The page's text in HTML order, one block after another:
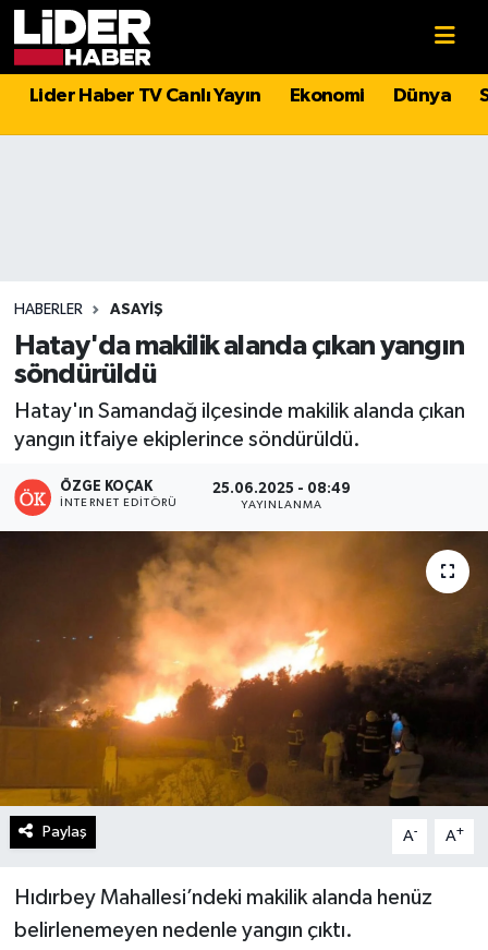
Lider Haber TV Canlı Yayın Ekonomi Dünya
HABERLER ASAYIŞ
Hatay'da makilik alanda çıkan yangın
söndürüldü
Hatay'ın Samandağ ilçesinde makilik alanda çıkan
yangın itfaiye ekiplerince söndürüldü.
ÖZGE KOÇAK
İNTERNET EDITÖRÜ
25.06.2025 - 08:49
YAYINLANMA
Paylaş A- A+
Hıdırbey Mahallesi’ndeki makilik alanda henüz
belirlenemeyen nedenle yangın çıktı.
Politika
Magazin
Spor
Sağlık
Turizm
Kültür - Sanat
Lider Haber TV Canlı Yayın izle
Hava Durumu
Süper Lig Puan Durumu ve Fikstür
Tüm Manşetler
Son Dakika Haberleri